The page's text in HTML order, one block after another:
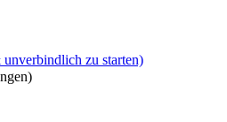
zu starten)